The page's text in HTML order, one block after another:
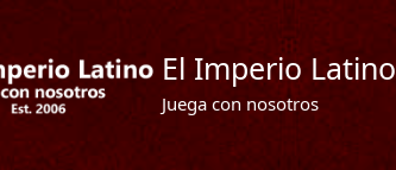
El Imperio Latino
Juega con nosotros